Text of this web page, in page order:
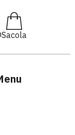
Femininos